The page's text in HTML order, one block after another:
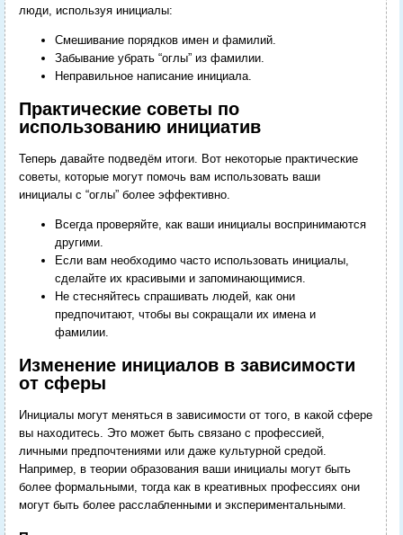
люди, используя инициалы:
Смешивание порядков имен и фамилий.
Забывание убрать “оглы” из фамилии.
Неправильное написание инициала.
Практические советы по
использованию инициатив
Теперь давайте подведём итоги. Вот некоторые практические
советы, которые могут помочь вам использовать ваши
инициалы с “оглы” более эффективно.
Всегда проверяйте, как ваши инициалы воспринимаются
другими.
Если вам необходимо часто использовать инициалы,
сделайте их красивыми и запоминающимися.
Не стесняйтесь спрашивать людей, как они
предпочитают, чтобы вы сокращали их имена и
фамилии.
Изменение инициалов в зависимости
от сферы
Инициалы могут меняться в зависимости от того, в какой сфере
вы находитесь. Это может быть связано с профессией,
личными предпочтениями или даже культурной средой.
Например, в теории образования ваши инициалы могут быть
более формальными, тогда как в креативных профессиях они
могут быть более расслабленными и экспериментальными.